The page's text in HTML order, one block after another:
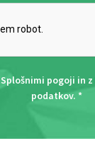
Splošnimi pogoji in z
podatkov. *